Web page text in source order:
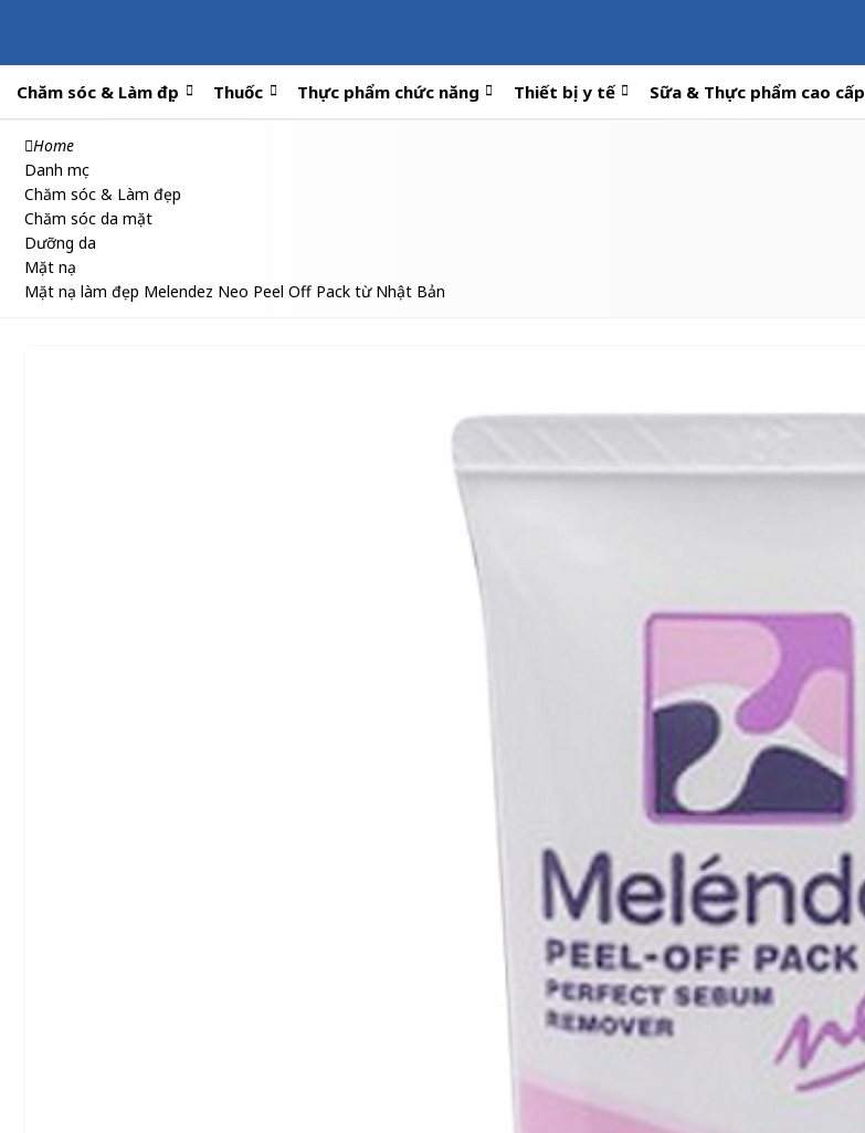
Chăm sóc & Làm đẹp Thuốc Thực phẩm chức năng Thiết bị y tế Sữa & Thực phẩm cao cấp
Home
Danh mục
Chăm sóc & Làm đẹp
Chăm sóc da mặt
Dưỡng da
Mặt nạ
Mặt nạ làm đẹp Melendez Neo Peel Off Pack từ Nhật Bản